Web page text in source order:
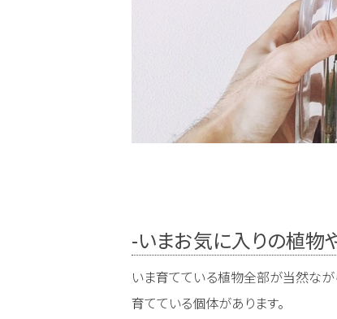
-いまお気に入りの植物
いま育てている植物全部が当然なが
育てている個体があります。